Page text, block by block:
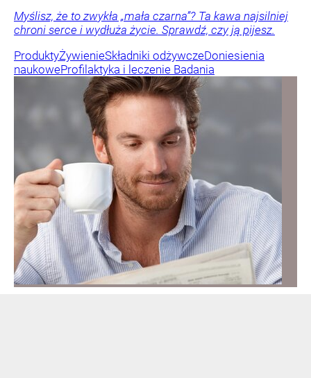
Myślisz, że to zwykła „mała czarna”? Ta kawa najsilniej
chroni serce i wydłuża życie. Sprawdź, czy ją pijesz.
ProduktyŻywienieSkładniki odżywczeDoniesienia
naukoweProfilaktyka i leczenie Badania